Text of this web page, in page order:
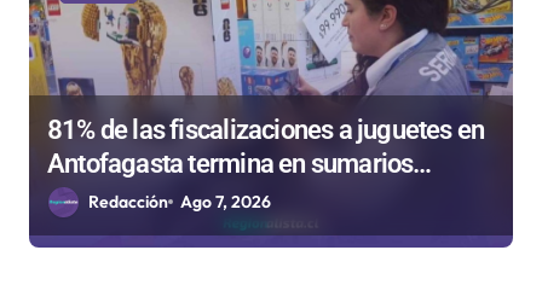
81% de las fiscalizaciones a juguetes en
Antofagasta termina en sumarios
sanitarios
Redacción Ago 7, 2026